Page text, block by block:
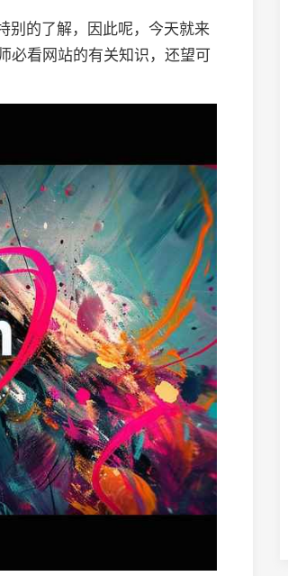
别的了解，因此呢，今天就来
必看网站的有关知识，还望可